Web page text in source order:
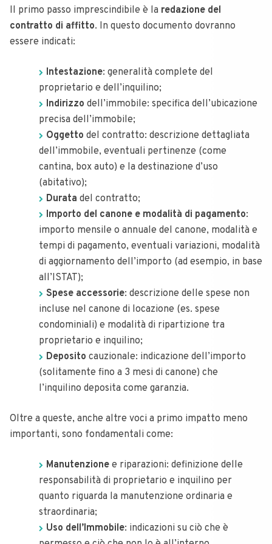
Il primo passo imprescindibile è la redazione del
contratto di affitto. In questo documento dovranno
essere indicati:
Intestazione: generalità complete del
proprietario e dell’inquilino;
Indirizzo dell’immobile: specifica dell’ubicazione
precisa dell’immobile;
Oggetto del contratto: descrizione dettagliata
dell’immobile, eventuali pertinenze (come
cantina, box auto) e la destinazione d’uso
(abitativo);
Durata del contratto;
Importo del canone e modalità di pagamento:
importo mensile o annuale del canone, modalità e
tempi di pagamento, eventuali variazioni, modalità
di aggiornamento dell’importo (ad esempio, in base
all’ISTAT);
Spese accessorie: descrizione delle spese non
incluse nel canone di locazione (es. spese
condominiali) e modalità di ripartizione tra
proprietario e inquilino;
Deposito cauzionale: indicazione dell’importo
(solitamente fino a 3 mesi di canone) che
l’inquilino deposita come garanzia.
Oltre a queste, anche altre voci a primo impatto meno
importanti, sono fondamentali come:
Manutenzione e riparazioni: definizione delle
responsabilità di proprietario e inquilino per
quanto riguarda la manutenzione ordinaria e
straordinaria;
Uso dell’Immobile: indicazioni su ciò che è